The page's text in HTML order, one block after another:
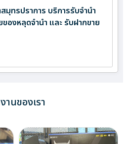
มุทรปราการ บริการรับจำนำ
องหลุดจำนำ และ รับฝากขาย
านของเรา